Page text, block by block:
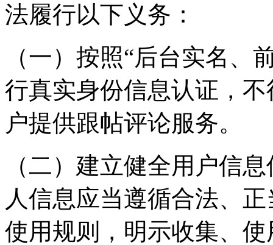
法履行以下义务：
（一）按照“后台实名、
行真实身份信息认证，
户提供跟帖评论服务。
（二）建立健全用户信
人信息应当遵循合法、
使用规则，明示收集、